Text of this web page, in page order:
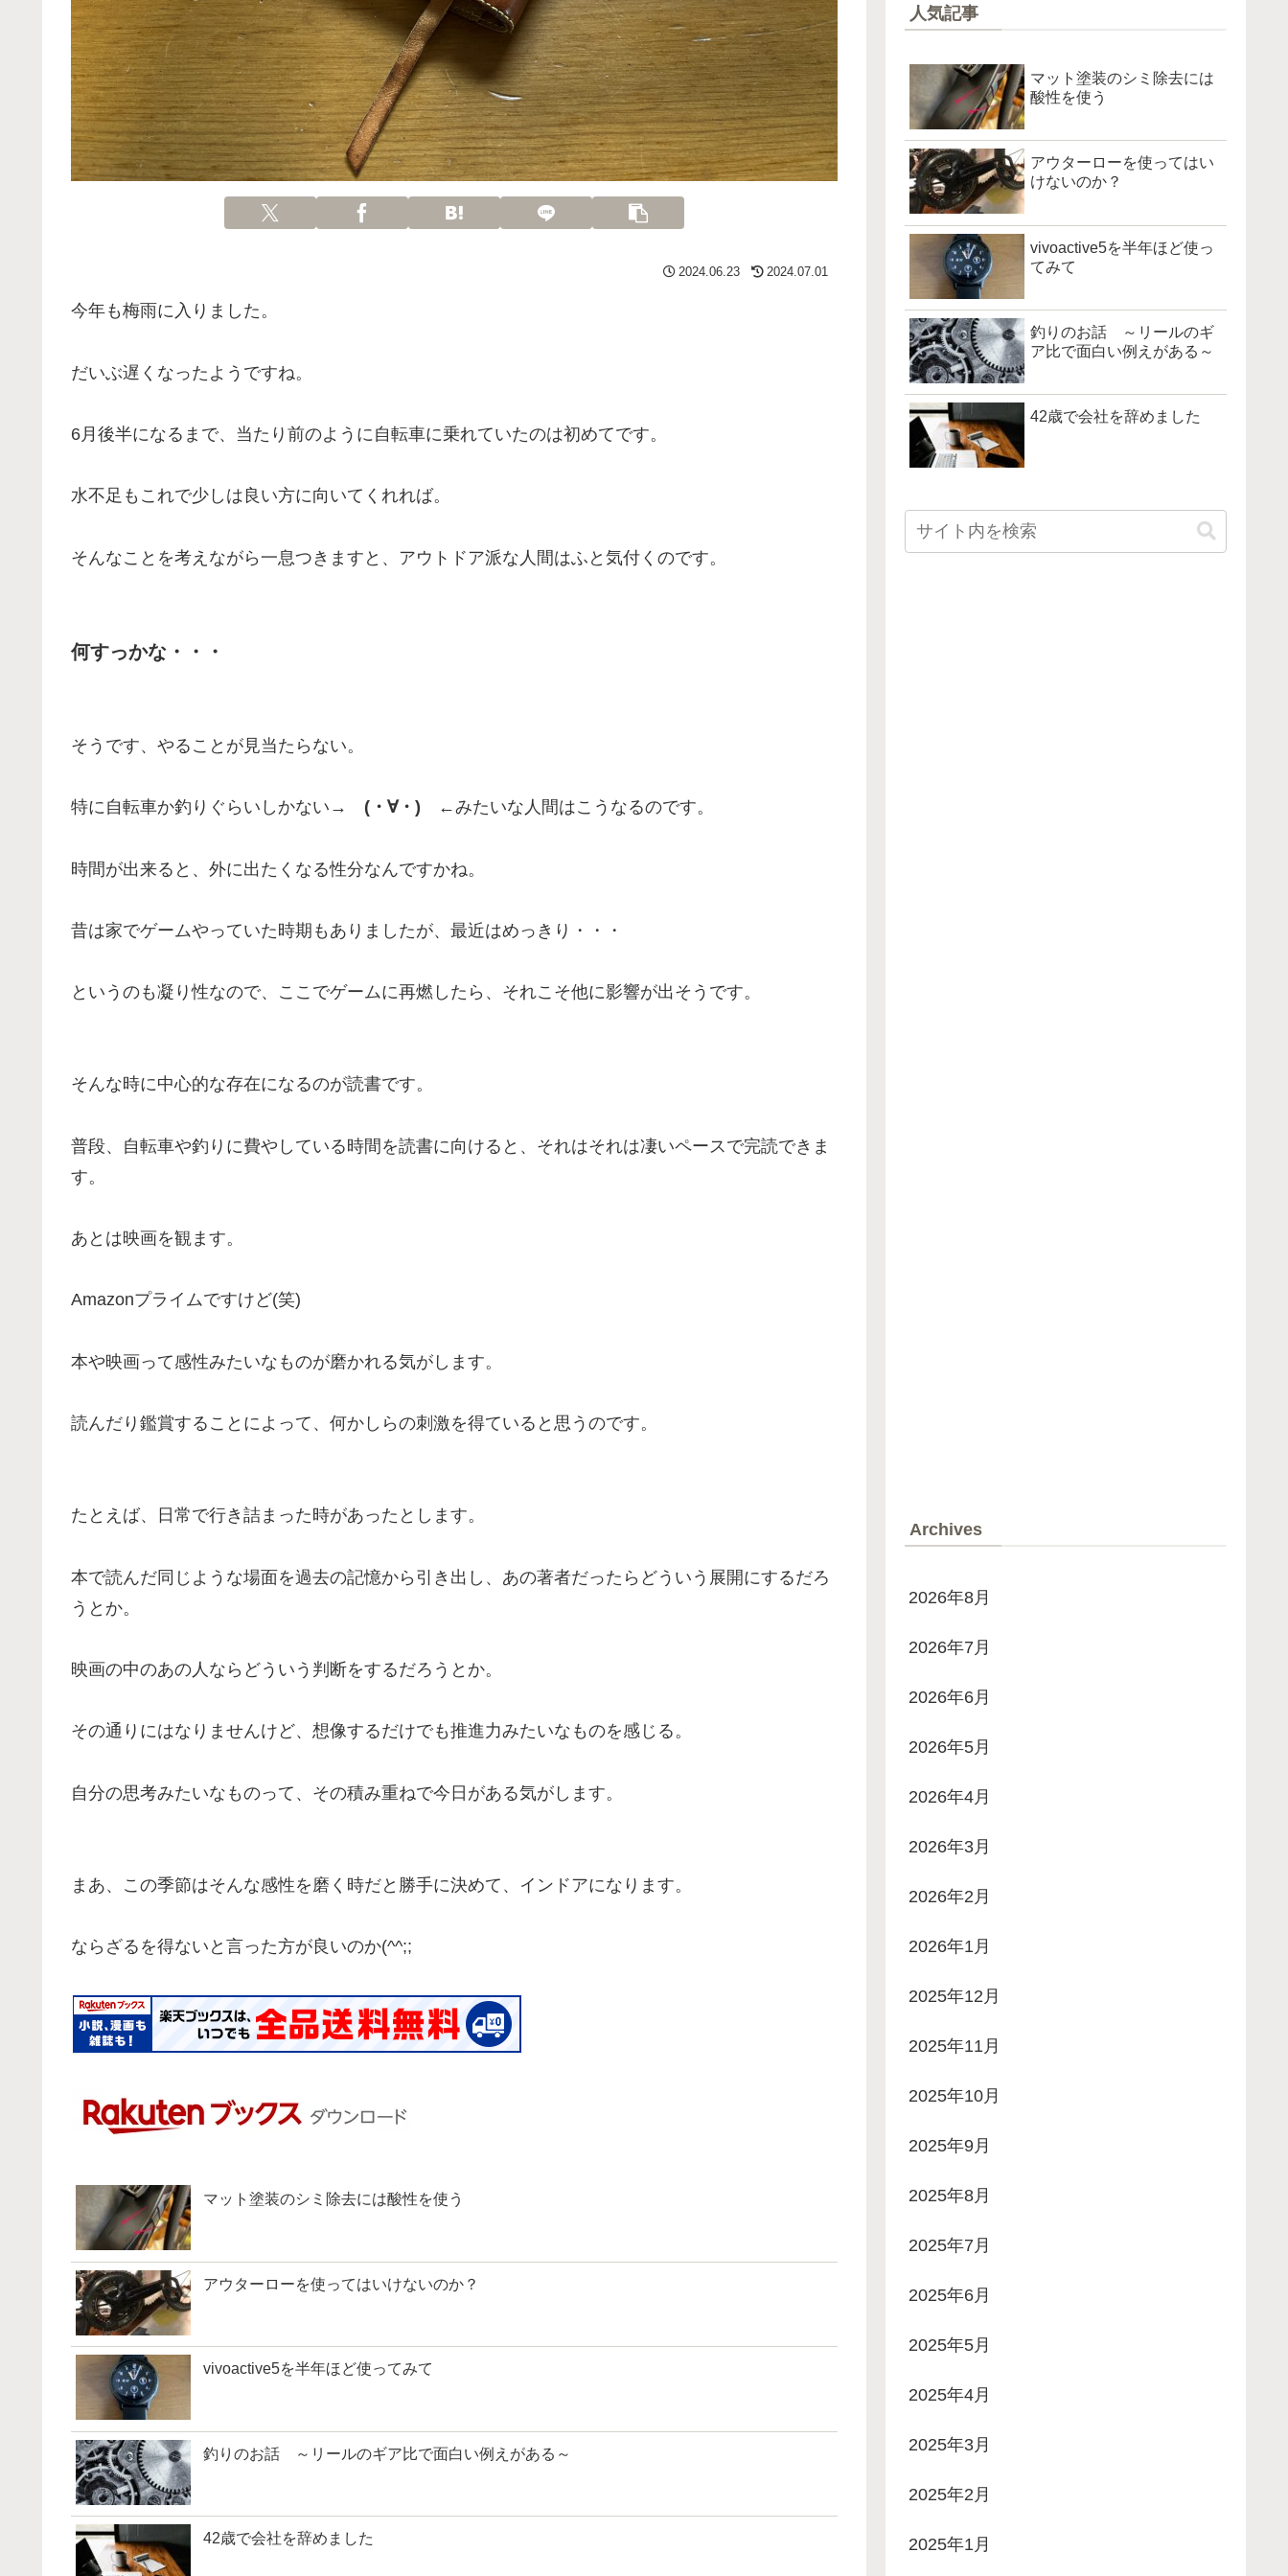
2024.06.23 2024.07.01
今年も梅雨に入りました。
だいぶ遅くなったようですね。
6月後半になるまで、当たり前のように自転車に乗れていたのは初めてです。
水不足もこれで少しは良い方に向いてくれれば。
そんなことを考えながら一息つきますと、アウトドア派な人間はふと気付くのです。
何すっかな・・・
そうです、やることが見当たらない。
特に自転車か釣りぐらいしかない → (・∀・) ←みたいな人間はこうなるのです。
時間が出来ると、外に出たくなる性分なんですかね。
昔は家でゲームやっていた時期もありましたが、最近はめっきり・・・
というのも凝り性なので、ここでゲームに再燃したら、それこそ他に影響が出そうです。
そんな時に中心的な存在になるのが読書です。
普段、自転車や釣りに費やしている時間を読書に向けると、それはそれは凄いペースで完読できま
す。
あとは映画を観ます。
Amazonプライムですけど(笑)
本や映画って感性みたいなものが磨かれる気がします。
読んだり鑑賞することによって、何かしらの刺激を得ていると思うのです。
たとえば、日常で行き詰まった時があったとします。
本で読んだ同じような場面を過去の記憶から引き出し、あの著者だったらどういう展開にするだろ
うとか。
映画の中のあの人ならどういう判断をするだろうとか。
その通りにはなりませんけど、想像するだけでも推進力みたいなものを感じる。
自分の思考みたいなものって、その積み重ねで今日がある気がします。
まあ、この季節はそんな感性を磨く時だと勝手に決めて、インドアになります。
ならざるを得ないと言った方が良いのか(^^;;
マット塗装のシミ除去には酸性を使う
アウターローを使ってはいけないのか？
vivoactive5を半年ほど使ってみて
釣りのお話 ～リールのギア比で面白い例えがある～
42歳で会社を辞めました
人気記事
マット塗装のシミ除去には
酸性を使う
アウターローを使ってはい
けないのか？
vivoactive5を半年ほど使っ
てみて
釣りのお話 ～リールのギ
ア比で面白い例えがある～
42歳で会社を辞めました
Archives
2026年8月
2026年7月
2026年6月
2026年5月
2026年4月
2026年3月
2026年2月
2026年1月
2025年12月
2025年11月
2025年10月
2025年9月
2025年8月
2025年7月
2025年6月
2025年5月
2025年4月
2025年3月
2025年2月
2025年1月